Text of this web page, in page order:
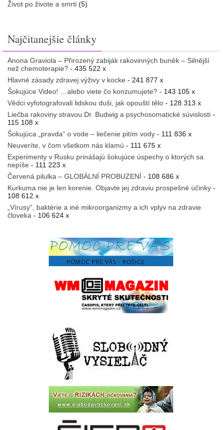
Život po živote a smrti (5)
Najčitanejšie články
Anona Graviola – Přirozený zabiják rakovinných buněk – Silnější
než chemoterapie? - 435 522 x
Hlavné zásady zdravej výživy v kocke - 241 877 x
Šokujúce Video! …alebo viete čo konzumujete? - 143 105 x
Vědci vyfotografovali lidskou duši, jak opouští tělo - 128 313 x
Liečba rakoviny stravou Dr. Budwig a psychosomatické súvislosti -
115 108 x
Šokujúca „pravda“ o vode – liečenie pitím vody - 111 836 x
Neuveríte, v čom všetkom nás klamú - 111 675 x
Experimenty v Rusku prinášajú šokujúce úspechy o ktorých sa
nepíše - 111 223 x
Červená pilulka – GLOBÁLNÍ PROBUZENÍ - 108 686 x
Kurkuma nie je len korenie. Objavte jej zdraviu prospešné účinky -
108 612 x
„Vírusy“, baktérie a iné mikroorganizmy a ich vplyv na zdravie
človeka - 106 624 x